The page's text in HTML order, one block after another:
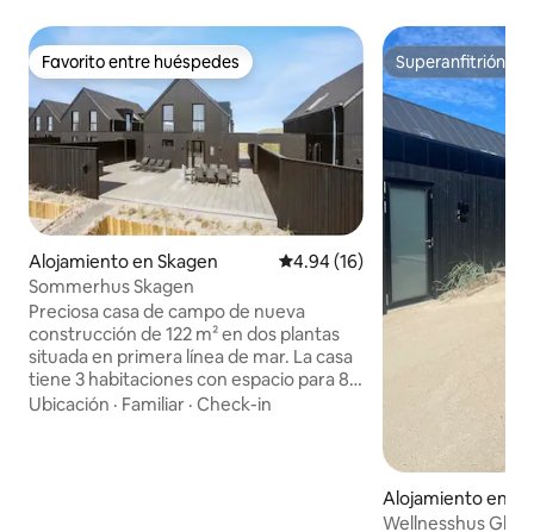
Favorito entre huéspedes
Favorito entre huéspedes
Alojamiento en Skagen Calificación promedio: 4.94 de
4.94 (16)
Sommerhus Skagen
Preciosa casa de campo de nueva
construcción de 122 m² en dos plantas
situada en primera línea de mar. La casa
tiene 3 habitaciones con espacio para 8
personas (6 adultos + 2 niños), 2 bonitos
Ubicación · Familiar · Check-in
Superanfitrión
Superanfitrión
Alojamiento en
Wellnesshus Gl.